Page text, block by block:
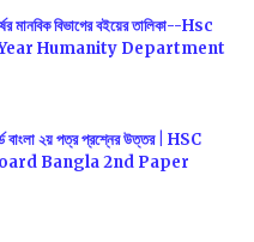
মানবিক বিভাগের বইয়ের তালিকা--Hsc
Humanity Department
বাংলা ২য় পত্র প্রশ্নের উত্তর | HSC
Bangla 2nd Paper